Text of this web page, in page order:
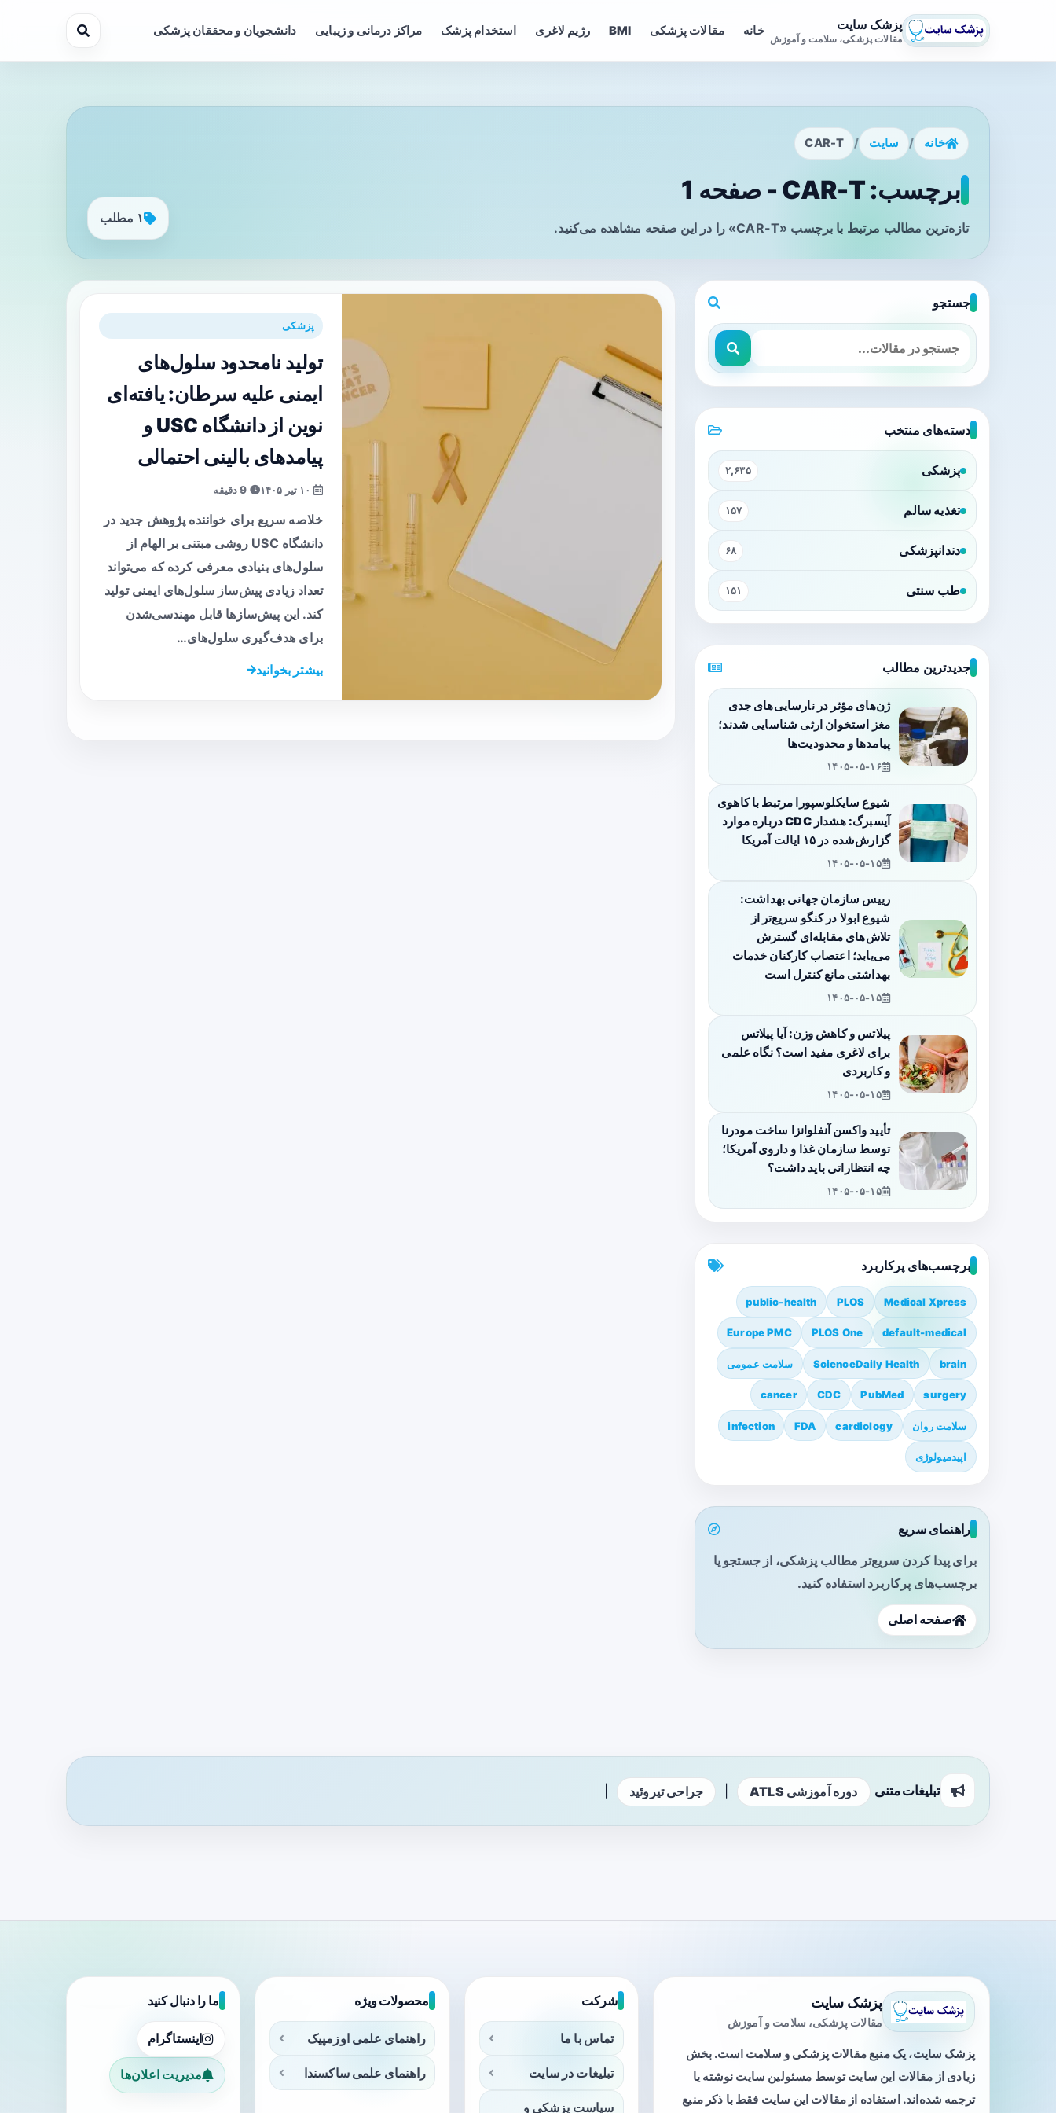
پزشک سایت
مقالات پزشکی، سلامت و آموزش
خانه مقالات پزشکی BMI رژیم لاغری استخدام پزشک مراکز درمانی و زیبایی دانشجویان و محققان پزشکی
خانه / سایت /
CAR-T
برچسب: CAR-T - صفحه 1
تازه‌ترین مطالب مرتبط با برچسب «CAR-T» را در این صفحه مشاهده می‌کنید.
۱ مطلب
پزشکی
تولید نامحدود سلول‌های
ایمنی علیه سرطان: یافته‌ای
نوین از دانشگاه USC و
پیامدهای بالینی احتمالی
خلاصه سریع برای خواننده پژوهش جدید در
دانشگاه USC روشی مبتنی بر الهام از
سلول‌های بنیادی معرفی کرده که می‌تواند
تعداد زیادی پیش‌ساز سلول‌های ایمنی تولید
کند. این پیش‌سازها قابل مهندسی‌شدن
برای هدف‌گیری سلول‌های…
بیشتر بخوانید
جستجو
دسته‌های منتخب
پزشکی ۲,۶۳۵
تغذیه سالم ۱۵۷
دندانپزشکی ۶۸
طب سنتی ۱۵۱
جدیدترین مطالب
ژن‌های مؤثر در نارسایی‌های جدی
مغز استخوان ارثی شناسایی شدند؛
پیامدها و محدودیت‌ها
۱۴۰۵-۰۵-۱۶
شیوع سایکلوسپورا مرتبط با کاهوی
آیسبرگ: هشدار CDC درباره موارد
گزارش‌شده در ۱۵ ایالت آمریکا
۱۴۰۵-۰۵-۱۵
رییس سازمان جهانی بهداشت:
شیوع ابولا در کنگو سریع‌تر از
تلاش‌های مقابله‌ای گسترش
می‌یابد؛ اعتصاب کارکنان خدمات
بهداشتی مانع کنترل است
۱۴۰۵-۰۵-۱۵
پیلاتس و کاهش وزن: آیا پیلاتس
برای لاغری مفید است؟ نگاه علمی
و کاربردی
۱۴۰۵-۰۵-۱۵
تأیید واکسن آنفلوانزا ساخت مودرنا
توسط سازمان غذا و داروی آمریکا؛
چه انتظاراتی باید داشت؟
۱۴۰۵-۰۵-۱۵
برچسب‌های پرکاربرد
Medical Xpress
PLOS
public-health
default-medical
PLOS One
Europe PMC
brain
ScienceDaily Health سلامت عمومی
surgery
PubMed
CDC
cancer
سلامت روان cardiology
FDA
infection
اپیدمیولوژی
راهنمای سریع
برای پیدا کردن سریع‌تر مطالب پزشکی، از جستجو یا
برچسب‌های پرکاربرد استفاده کنید.
صفحه اصلی
تبلیغات متنی دوره آموزشی ATLS جراحی تیروئید
پزشک سایت
مقالات پزشکی، سلامت و آموزش
پزشک سایت، یک منبع مقالات پزشکی و سلامت است. بخش
زیادی از مقالات این سایت توسط مسئولین سایت نوشته یا
ترجمه شده‌اند. استفاده از مقالات این سایت فقط با ذکر منبع
شرکت
تماس با ما
تبلیغات در سایت
سیاست پزشکی و
محصولات ویژه
راهنمای علمی اوزمپیک
راهنمای علمی ساکسندا
ما را دنبال کنید
اینستاگرام
مدیریت اعلان‌ها